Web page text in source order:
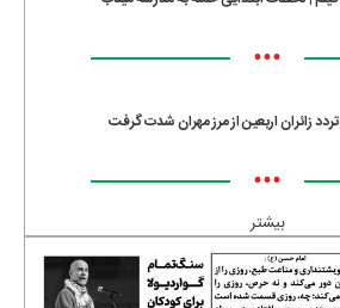
•••
تردد زائران اربعین از مرز مهران شدت گرفت
•••
بیشتر